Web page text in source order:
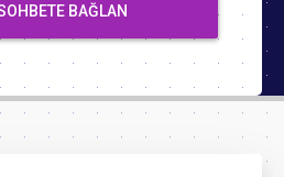
BAĞLAN